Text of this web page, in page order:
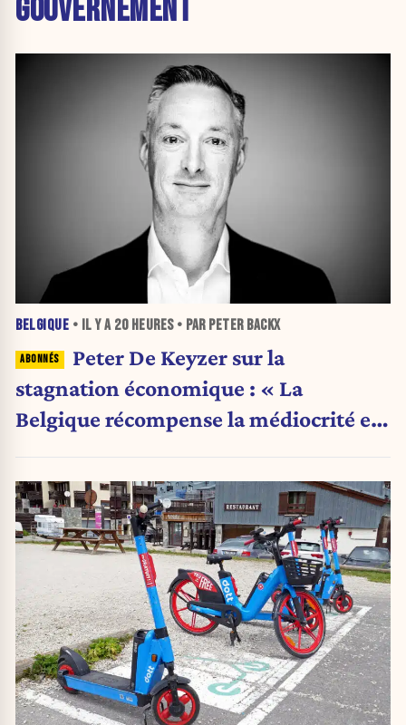
GOUVERNEMENT
BELGIQUE • IL Y A 20 HEURES• PAR PETER BACKX
Peter De Keyzer sur la
stagnation économique : « La
Belgique récompense la médiocrité et